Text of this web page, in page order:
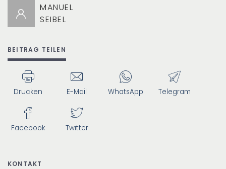
MANUEL
SEIBEL
BEITRAG TEILEN
Drucken E-Mail WhatsApp Telegram
Facebook Twitter
KONTAKT